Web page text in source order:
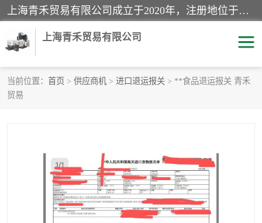
上海青禾贸易有限公司成立于2020年，注册地位于上海市宝山区。经营范围包括：机械设备、五金制品、劳防用品、电子产品、塑胶制品、家具、模具、纺织品、仪器仪表、建筑材料、装饰材料、化工产品、金属制品、机车配件等货物进出口报关、清关服务。
上海青禾贸易有限公司
当前位置： 首页 > 供应商机 > 进口退运报关 > **食品退运报关 青禾
贸易
酒类饮料报关
快递清关 进口杂货清关
家用电器报关 机床进口清关
国际灯具清关